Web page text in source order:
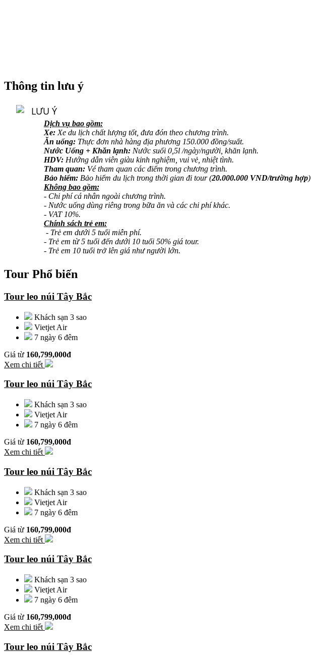
Thông tin lưu ý
LƯU Ý
Dịch vụ bao gồm:
Xe: Xe du lịch chất lượng tốt, đưa đón theo chương trình.
Ăn uống: Thực đơn nhà hàng địa phương 150.000 đồng/suất.
Nước Uống + Khăn lạnh: Nước suối 0,5l /ngày/người , khăn lạnh.
HDV: Hướng dẫn viên giàu kinh nghiệm, vui vẻ, nhiệt tình.
Tham quan: Vétham quan các điểm trong chương trình.
Bảo hiểm: Bảo hiểm du lịch trong thời gian đi tour(20.000.000 VND/trường hợp)
Không bao gồm:
- Chi phí cá nhân ngoài chương trình.
- Nước uống dùng riêng trong bữa ăn và các chi phí khác.
- VAT 10%.
Chính sách trẻ em:
- Trẻ em dưới 5 tuổi miễn phí.
- Trẻ em từ 5 tuổi đến dưới 10 tuổi 50% giá tour.
- Trẻ em 10 tuổi trở lên giá như người lớn.
Tour Phổ biến
Tour leo núi Tây Bắc
Khách sạn 3 sao
Vietjet Air
7 ngày 6 đêm
Giá từ 160,799,000đ
Xem chi tiết
Tour leo núi Tây Bắc
Khách sạn 3 sao
Vietjet Air
7 ngày 6 đêm
Giá từ 160,799,000đ
Xem chi tiết
Tour leo núi Tây Bắc
Khách sạn 3 sao
Vietjet Air
7 ngày 6 đêm
Giá từ 160,799,000đ
Xem chi tiết
Tour leo núi Tây Bắc
Khách sạn 3 sao
Vietjet Air
7 ngày 6 đêm
Giá từ 160,799,000đ
Xem chi tiết
Tour leo núi Tây Bắc